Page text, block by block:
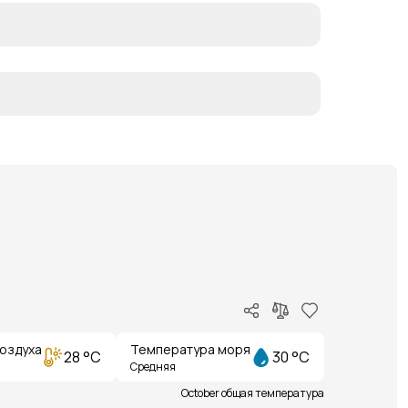
28 °C Температура моря
Средняя 30 °C
October общая температура